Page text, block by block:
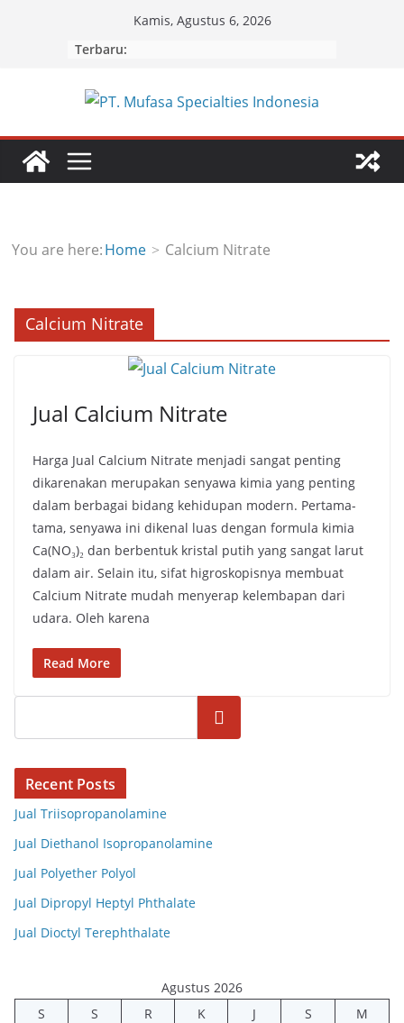
Kamis, Agustus 6, 2026
Terbaru:
You are here:Home Calcium Nitrate
Calcium Nitrate
Jual Calcium Nitrate
Harga Jual Calcium Nitrate menjadi sangat penting
dikarenakan merupakan senyawa kimia yang penting
dalam berbagai bidang kehidupan modern. Pertama-
tama, senyawa ini dikenal luas dengan formula kimia
Ca(NO₃)₂ dan berbentuk kristal putih yang sangat larut
dalam air. Selain itu, sifat higroskopisnya membuat
Calcium Nitrate mudah menyerap kelembapan dari
udara. Oleh karena
Read More
Cari
Recent Posts
Jual Triisopropanolamine
Jual Diethanol Isopropanolamine
Jual Polyether Polyol
Jual Dipropyl Heptyl Phthalate
Jual Dioctyl Terephthalate
Agustus 2026
S
S R K J S
M